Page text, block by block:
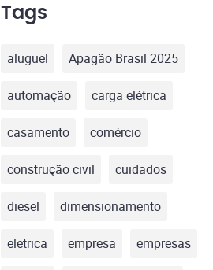
Tags
aluguel Apagão Brasil 2025
automação carga elétrica
casamento comércio
construção civil cuidados
diesel dimensionamento
eletrica empresa empresas